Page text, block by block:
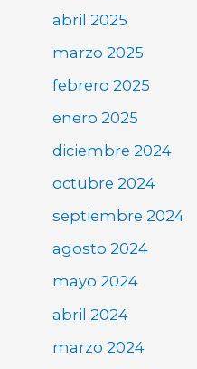
abril 2025
marzo 2025
febrero 2025
enero 2025
diciembre 2024
octubre 2024
septiembre 2024
agosto 2024
mayo 2024
abril 2024
marzo 2024